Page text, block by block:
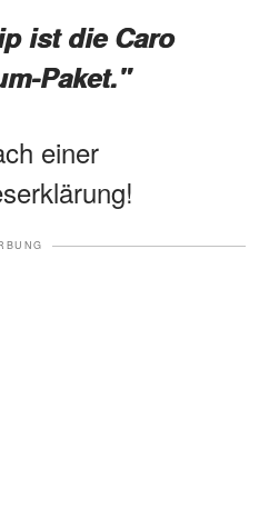
ist die Caro
Paket."
einer